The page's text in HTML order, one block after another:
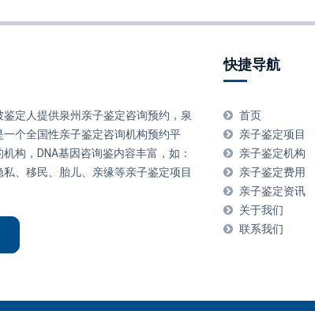
鉴定人提供泉州亲子鉴定咨询预约，泉
一个全国性亲子鉴定咨询机构预约平
构，DNA基因咨询鉴内容丰富，如：
、移民、胎儿、亲缘等亲子鉴定项目
快捷导航
首页
亲子鉴定项目
亲子鉴定机构
亲子鉴定费用
亲子鉴定资讯
关于我们
联系我们